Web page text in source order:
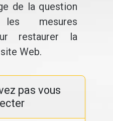
de la question
mesures
restaurer la
Web.
pas vous